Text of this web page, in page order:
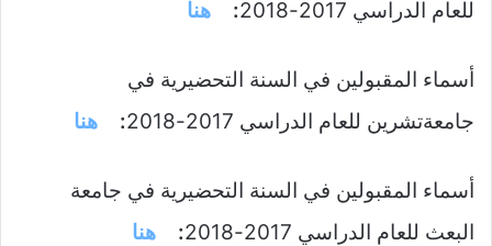
للعام الدراسي 2017-2018
: هنا
أسماء المقبولين في السنة التحضيرية في
جامعةتشرين للعام الدراسي 2017-2018
: هنا
أسماء المقبولين في السنة التحضيرية في جامعة
البعث للعام الدراسي 2017-2018
: هنا